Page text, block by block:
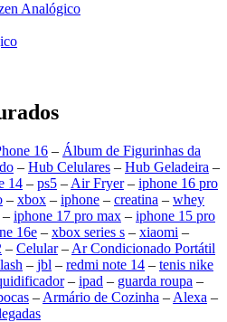
Analógico
16 – Álbum de Figurinhas da
– Hub Celulares – Hub Geladeira –
14 – ps5 – Air Fryer– iphone 16 pro
– xbox – iphone – creatina – whey
– iphone 17 pro max – iphone 15 pro
16e – xbox series s – xiaomi –
– Celular– Ar Condicionado Portátil
– jbl – redmi note 14 – tenis nike
– ipad – guarda roupa –
– Armário de Cozinha – Alexa –